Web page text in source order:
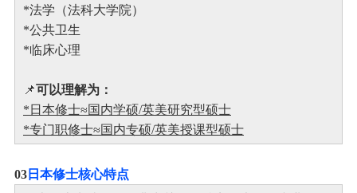
*法学（法科大学院）
*公共卫生
*临床心理
📌可以理解为：
*日本修士≈国内学硕/英美研究型硕士
*专门职修士≈国内专硕/英美授课型硕士
03 日本修士核心特点